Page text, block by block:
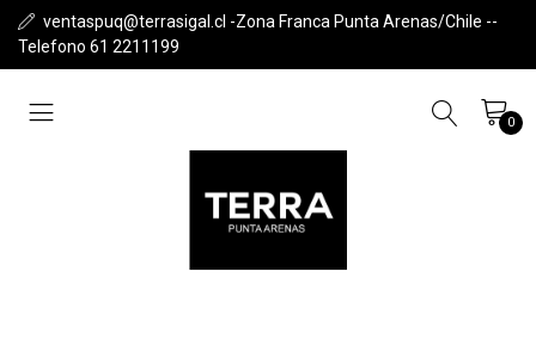
ventaspuq@terrasigal.cl -Zona Franca Punta Arenas/Chile --
Telefono 61 2211199
0